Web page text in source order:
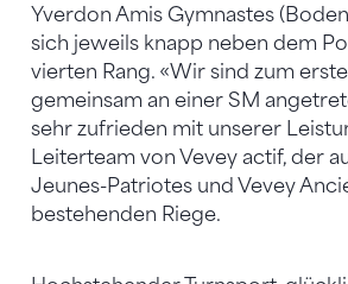
Yverdon Amis Gymnastes
sich jeweils knapp neben dem
vierten Rang. «Wir sind zum
gemeinsam an einer SM
sehr zufrieden mit unserer
Leiterteam von Vevey actif, der
Jeunes-Patriotes und Vevey
bestehenden Riege.